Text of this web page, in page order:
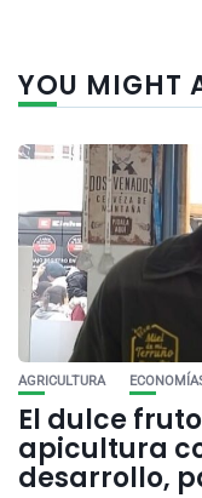
YOU MIGHT
AGRICULTURA
El dulce
apicultura
desarrollo,